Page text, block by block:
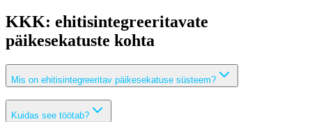
KKK: ehitisintegreeritavate
päikesekatuste kohta
Mis on ehitisintegreeritav päikesekatuse süsteem?
Kuidas see töötab?